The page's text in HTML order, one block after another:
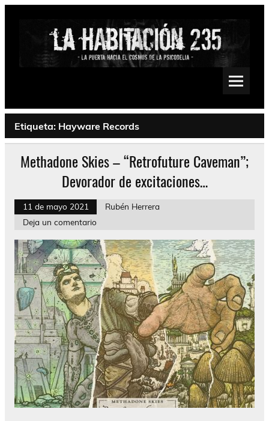
Saltar
Psychedelic, Stoner, Doom, Sludge, Fuzz, Space, Drone
Etiqueta: Hayware Records
Methadone Skies – “Retrofuture Caveman”;
Devorador de excitaciones…
11 de mayo 2021
Rubén Herrera
Deja un comentario